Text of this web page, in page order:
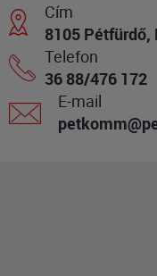
Cím
8105 Pétfürdő,
Telefon
36 88/476 172
E-mail